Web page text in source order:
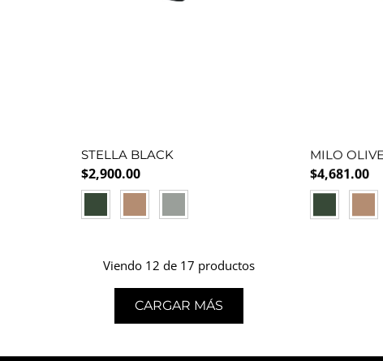
STELLA BLACK
Precio normal
$2,900.00
GREENORANGESILVER
MILO
Precio
$4,681.00
GREEN
Viendo 12 de 17 productos
CARGAR MÁS